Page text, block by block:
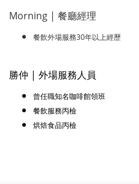
Morning | 餐廳經理
餐飲外場服務30年以上經歷
勝仲 | 外場服務人員
曾任職知名咖啡館領班
餐飲服務丙檢
烘焙食品丙檢